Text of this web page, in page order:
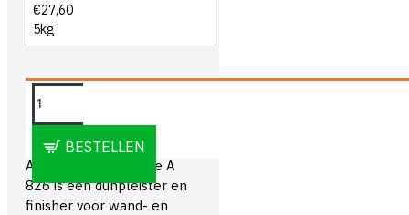
€27,60
5kg
BESTELLEN
OMSCHRIJVING
Ardex Wandegalisatie A
826 is een dunpleister en
finisher voor wand- en